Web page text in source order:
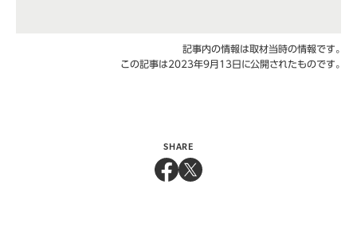
記事内の情報は取材当時の情報です。
この記事は2023年9月13日に公開されたものです。
SHARE